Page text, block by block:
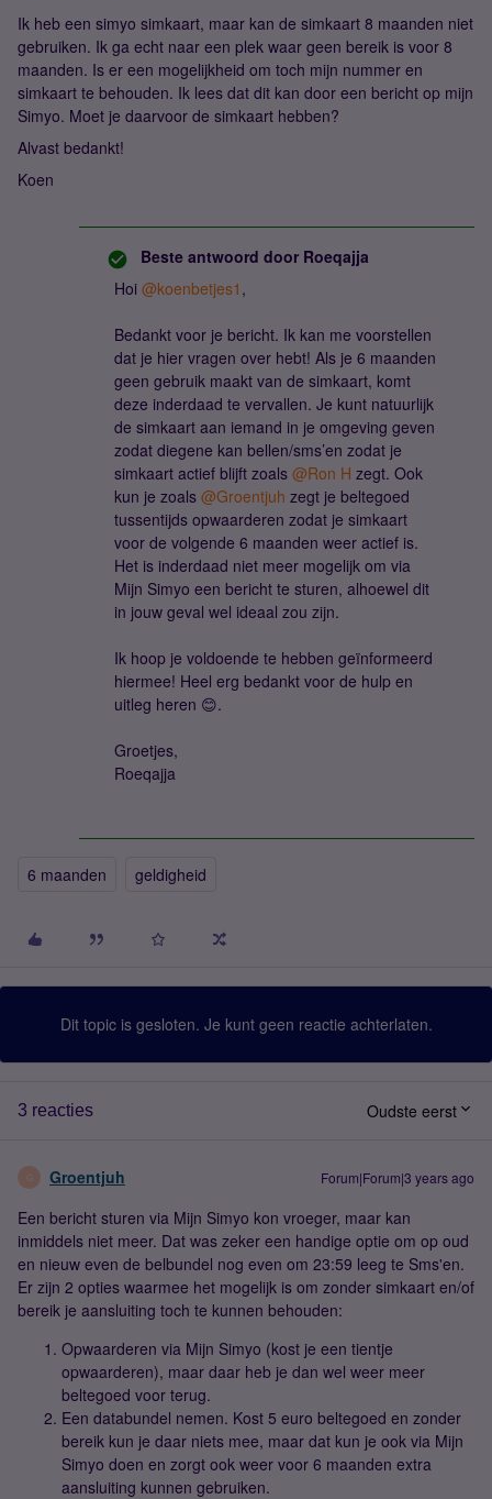
Ik heb een simyo simkaart, maar kan de simkaart 8 maanden niet
gebruiken. Ik ga echt naar een plek waar geen bereik is voor 8
maanden. Is er een mogelijkheid om toch mijn nummer en
simkaart te behouden. Ik lees dat dit kan door een bericht op mijn
Simyo. Moet je daarvoor de simkaart hebben?
Alvast bedankt!
Koen
Beste antwoord door Roeqajja
Hoi @koenbetjes1 ,
Bedankt voor je bericht. Ik kan me voorstellen
dat je hier vragen over hebt! Als je 6 maanden
geen gebruik maakt van de simkaart, komt
deze inderdaad te vervallen. Je kunt natuurlijk
de simkaart aan iemand in je omgeving geven
zodat diegene kan bellen/sms’en zodat je
simkaart actief blijft zoals @Ron H zegt. Ook
kun je zoals @Groentjuh zegt je beltegoed
tussentijds opwaarderen zodat je simkaart
voor de volgende 6 maanden weer actief is.
Het is inderdaad niet meer mogelijk om via
Mijn Simyo een bericht te sturen, alhoewel dit
in jouw geval wel ideaal zou zijn.
Ik hoop je voldoende te hebben geïnformeerd
hiermee! Heel erg bedankt voor de hulp en
uitleg heren 😊.
Groetjes,
Roeqajja
6 maanden geldigheid
Dit topic is gesloten. Je kunt geen reactie achterlaten.
3 reacties Oudste eerst
G Groentjuh Forum|Forum|3 years ago
Een bericht sturen via Mijn Simyo kon vroeger, maar kan
inmiddels niet meer. Dat was zeker een handige optie om op oud
en nieuw even de belbundel nog even om 23:59 leeg te Sms'en.
Er zijn 2 opties waarmee het mogelijk is om zonder simkaart en/of
bereik je aansluiting toch te kunnen behouden:
Opwaarderen via Mijn Simyo (kost je een tientje
opwaarderen), maar daar heb je dan wel weer meer
beltegoed voor terug.
Een databundel nemen. Kost 5 euro beltegoed en zonder
bereik kun je daar niets mee, maar dat kun je ook via Mijn
Simyo doen en zorgt ook weer voor 6 maanden extra
aansluiting kunnen gebruiken.